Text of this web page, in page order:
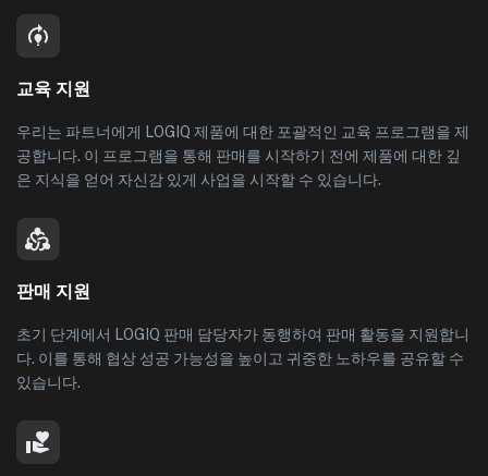
교육 지원
우리는 파트너에게 LOGIQ 제품에 대한 포괄적인 교육 프로그램을 제
공합니다. 이 프로그램을 통해 판매를 시작하기 전에 제품에 대한 깊
은 지식을 얻어 자신감 있게 사업을 시작할 수 있습니다.
판매 지원
초기 단계에서 LOGIQ 판매 담당자가 동행하여 판매 활동을 지원합니
다. 이를 통해 협상 성공 가능성을 높이고 귀중한 노하우를 공유할 수
있습니다.